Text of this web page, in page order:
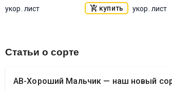
укор. лист купить укор. лист
Статьи о сорте
АВ-Хороший Мальчик — наш новый